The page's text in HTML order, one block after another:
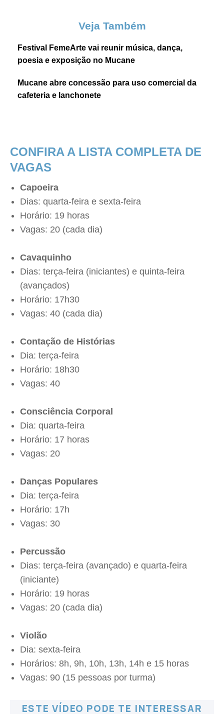
Veja Também
Festival FemeArte vai reunir música, dança,
poesia e exposição no Mucane
Mucane abre concessão para uso comercial da
cafeteria e lanchonete
CONFIRA A LISTA COMPLETA DE
VAGAS
Capoeira
Dias: quarta-feira e sexta-feira
Horário: 19 horas
Vagas: 20 (cada dia)
Cavaquinho
Dias: terça-feira (iniciantes) e quinta-feira
(avançados)
Horário: 17h30
Vagas: 40 (cada dia)
Contação de Histórias
Dia: terça-feira
Horário: 18h30
Vagas: 40
Consciência Corporal
Dia: quarta-feira
Horário: 17 horas
Vagas: 20
Danças Populares
Dia: terça-feira
Horário: 17h
Vagas: 30
Percussão
Dias: terça-feira (avançado) e quarta-feira
(iniciante)
Horário: 19 horas
Vagas: 20 (cada dia)
Violão
Dia: sexta-feira
Horários: 8h, 9h, 10h, 13h, 14h e 15 horas
Vagas: 90 (15 pessoas por turma)
ESTE VÍDEO PODE TE INTERESSAR